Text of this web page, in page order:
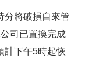
分將破損自來管
司已置換完成
計下午5時起恢